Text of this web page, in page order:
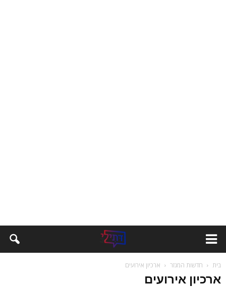
בית חדשות המגזר ארכיון אירועים
ארכיון אירועים